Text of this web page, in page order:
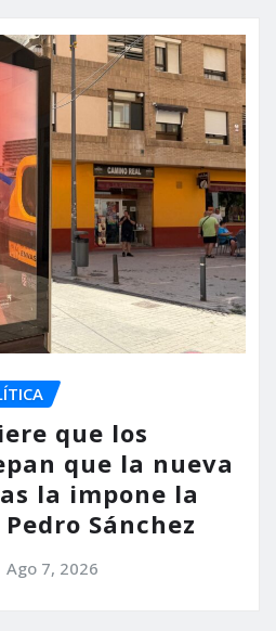
que los
que la nueva
la impone la
Sánchez
Ago 7, 2026